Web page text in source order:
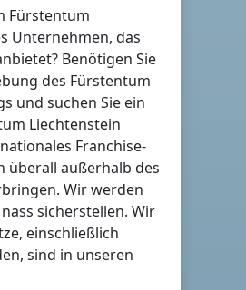
Fürstentum
Unternehmen, das
Benötigen Sie
des Fürstentum
und suchen Sie ein
Liechtenstein
Franchise-
überall außerhalb des
Wir werden
sicherstellen. Wir
einschließlich
sind in unseren